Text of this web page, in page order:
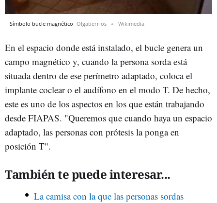
Símbolo bucle magnético Olgaberrios Wikimedia
En el espacio donde está instalado, el bucle genera un
campo magnético y, cuando la persona sorda está
situada dentro de ese perímetro adaptado, coloca el
implante coclear o el audífono en el modo T. De hecho,
este es uno de los aspectos en los que están trabajando
desde FIAPAS. "Queremos que cuando haya un espacio
adaptado, las personas con prótesis la ponga en
posición T".
También te puede interesar...
La camisa con la que las personas sordas